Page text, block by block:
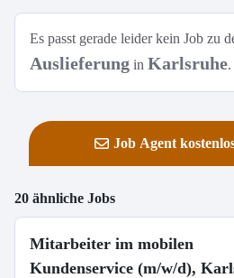
Es passt gerade leider kein Job zu
Auslieferung in Karlsruhe.
Job Agent
20 ähnliche Jobs
Mitarbeiter im mobilen
Kundenservice (m/w/d),